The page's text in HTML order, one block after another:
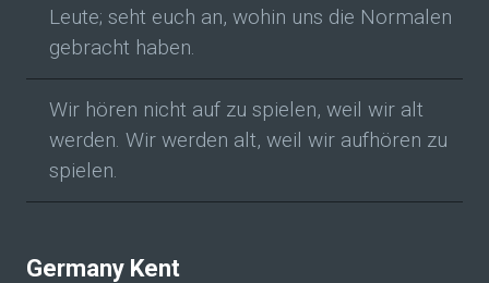
Leute; seht euch an, wohin uns die Normalen
gebracht haben.
Wir hören nicht auf zu spielen, weil wir alt
werden. Wir werden alt, weil wir aufhören zu
spielen.
Germany Kent